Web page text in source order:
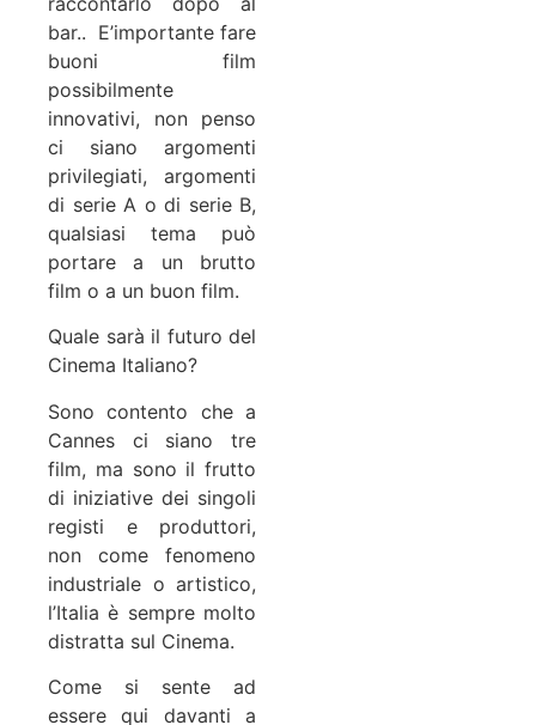
bar.. E’importante fare
buoni film
possibilmente
innovativi, non penso
ci siano argomenti
privilegiati, argomenti
di serie A o di serie B,
qualsiasi tema può
portare a un brutto
film o a un buon film.
Quale sarà il futuro del
Cinema Italiano?
Sono contento che a
Cannes ci siano tre
film, ma sono il frutto
di iniziative dei singoli
registi e produttori,
non come fenomeno
industriale o artistico,
l’Italia è sempre molto
distratta sul Cinema.
Come si sente ad
essere qui davanti a